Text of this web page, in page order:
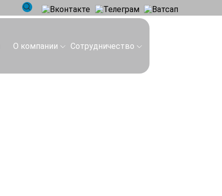
О компании Сотрудничество